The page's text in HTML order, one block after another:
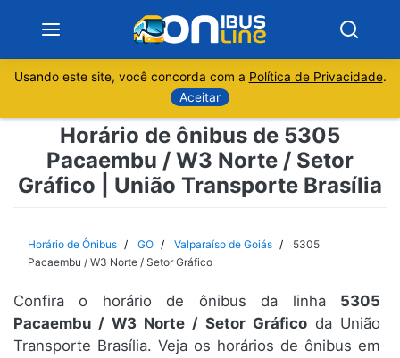
Sobre
Minas Gerais
Espírito Santo
Usando este site, você concorda com a Política de Privacidade.
Aceitar
Horário de ônibus de 5305
Pacaembu / W3 Norte / Setor
Gráfico | União Transporte Brasília
Horário de Ônibus GO Valparaíso de Goiás
5305
Pacaembu / W3 Norte / Setor Gráfico
Confira o horário de ônibus da linha 5305
Pacaembu / W3 Norte / Setor Gráfico da União
Transporte Brasília. Veja os horários de ônibus em